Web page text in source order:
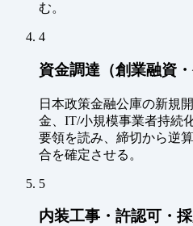
む。
4
資金調達（創業融資・
日本政策金融公庫の新規
金、IT/小規模事業者持続
要領を読み、締切から逆
合を確定させる。
5
内装工事・許認可・